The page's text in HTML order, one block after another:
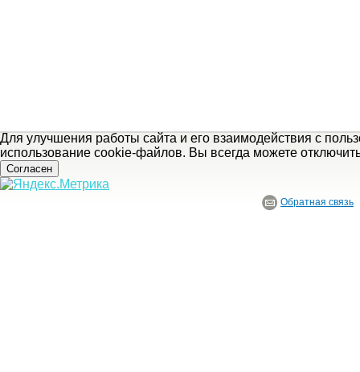
Для улучшения работы сайта и его взаимодействия с
использование cookie-файлов. Вы всегда можете
Согласен
Обратная связь